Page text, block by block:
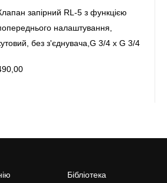
запірний RL-5 з функцією
налаштування,
без з'єднувача,G 3/4 x G 3/4
Бібліотека